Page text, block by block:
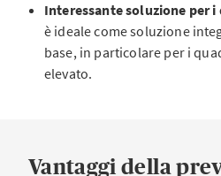
Interessante soluzione per i
è ideale come soluzione
base, in particolare per i
elevato.
Vantaggi della